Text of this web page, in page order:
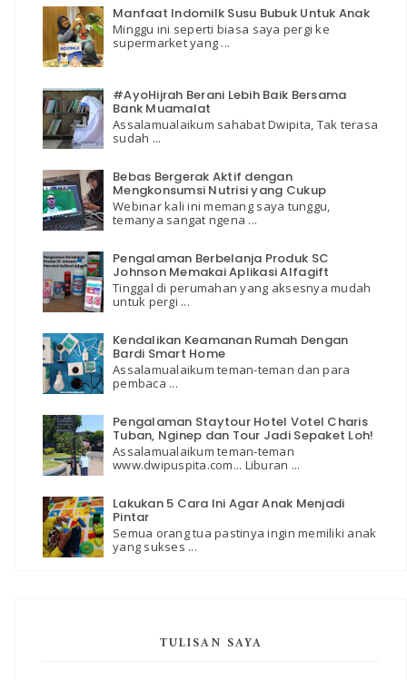
Manfaat Indomilk Susu Bubuk Untuk Anak
Minggu ini seperti biasa saya pergi ke
supermarket yang ...
#AyoHijrah Berani Lebih Baik Bersama
Bank Muamalat
Assalamualaikum sahabat Dwipita, Tak terasa
sudah ...
Bebas Bergerak Aktif dengan
Mengkonsumsi Nutrisi yang Cukup
Webinar kali ini memang saya tunggu,
temanya sangat ngena ...
Pengalaman Berbelanja Produk SC
Johnson Memakai Aplikasi Alfagift
Tinggal di perumahan yang aksesnya mudah
untuk pergi ...
Kendalikan Keamanan Rumah Dengan
Bardi Smart Home
Assalamualaikum teman-teman dan para
pembaca ...
Pengalaman Staytour Hotel Votel Charis
Tuban, Nginep dan Tour Jadi Sepaket Loh!
Assalamualaikum teman-teman
www.dwipuspita.com... Liburan ...
Lakukan 5 Cara Ini Agar Anak Menjadi
Pintar
Semua orang tua pastinya ingin memiliki anak
yang sukses ...
TULISAN SAYA